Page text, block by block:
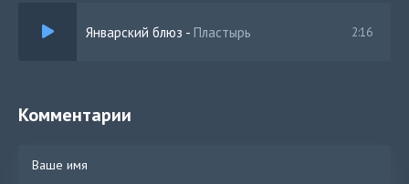
Январский блюз - Пластырь 2:16
Комментарии